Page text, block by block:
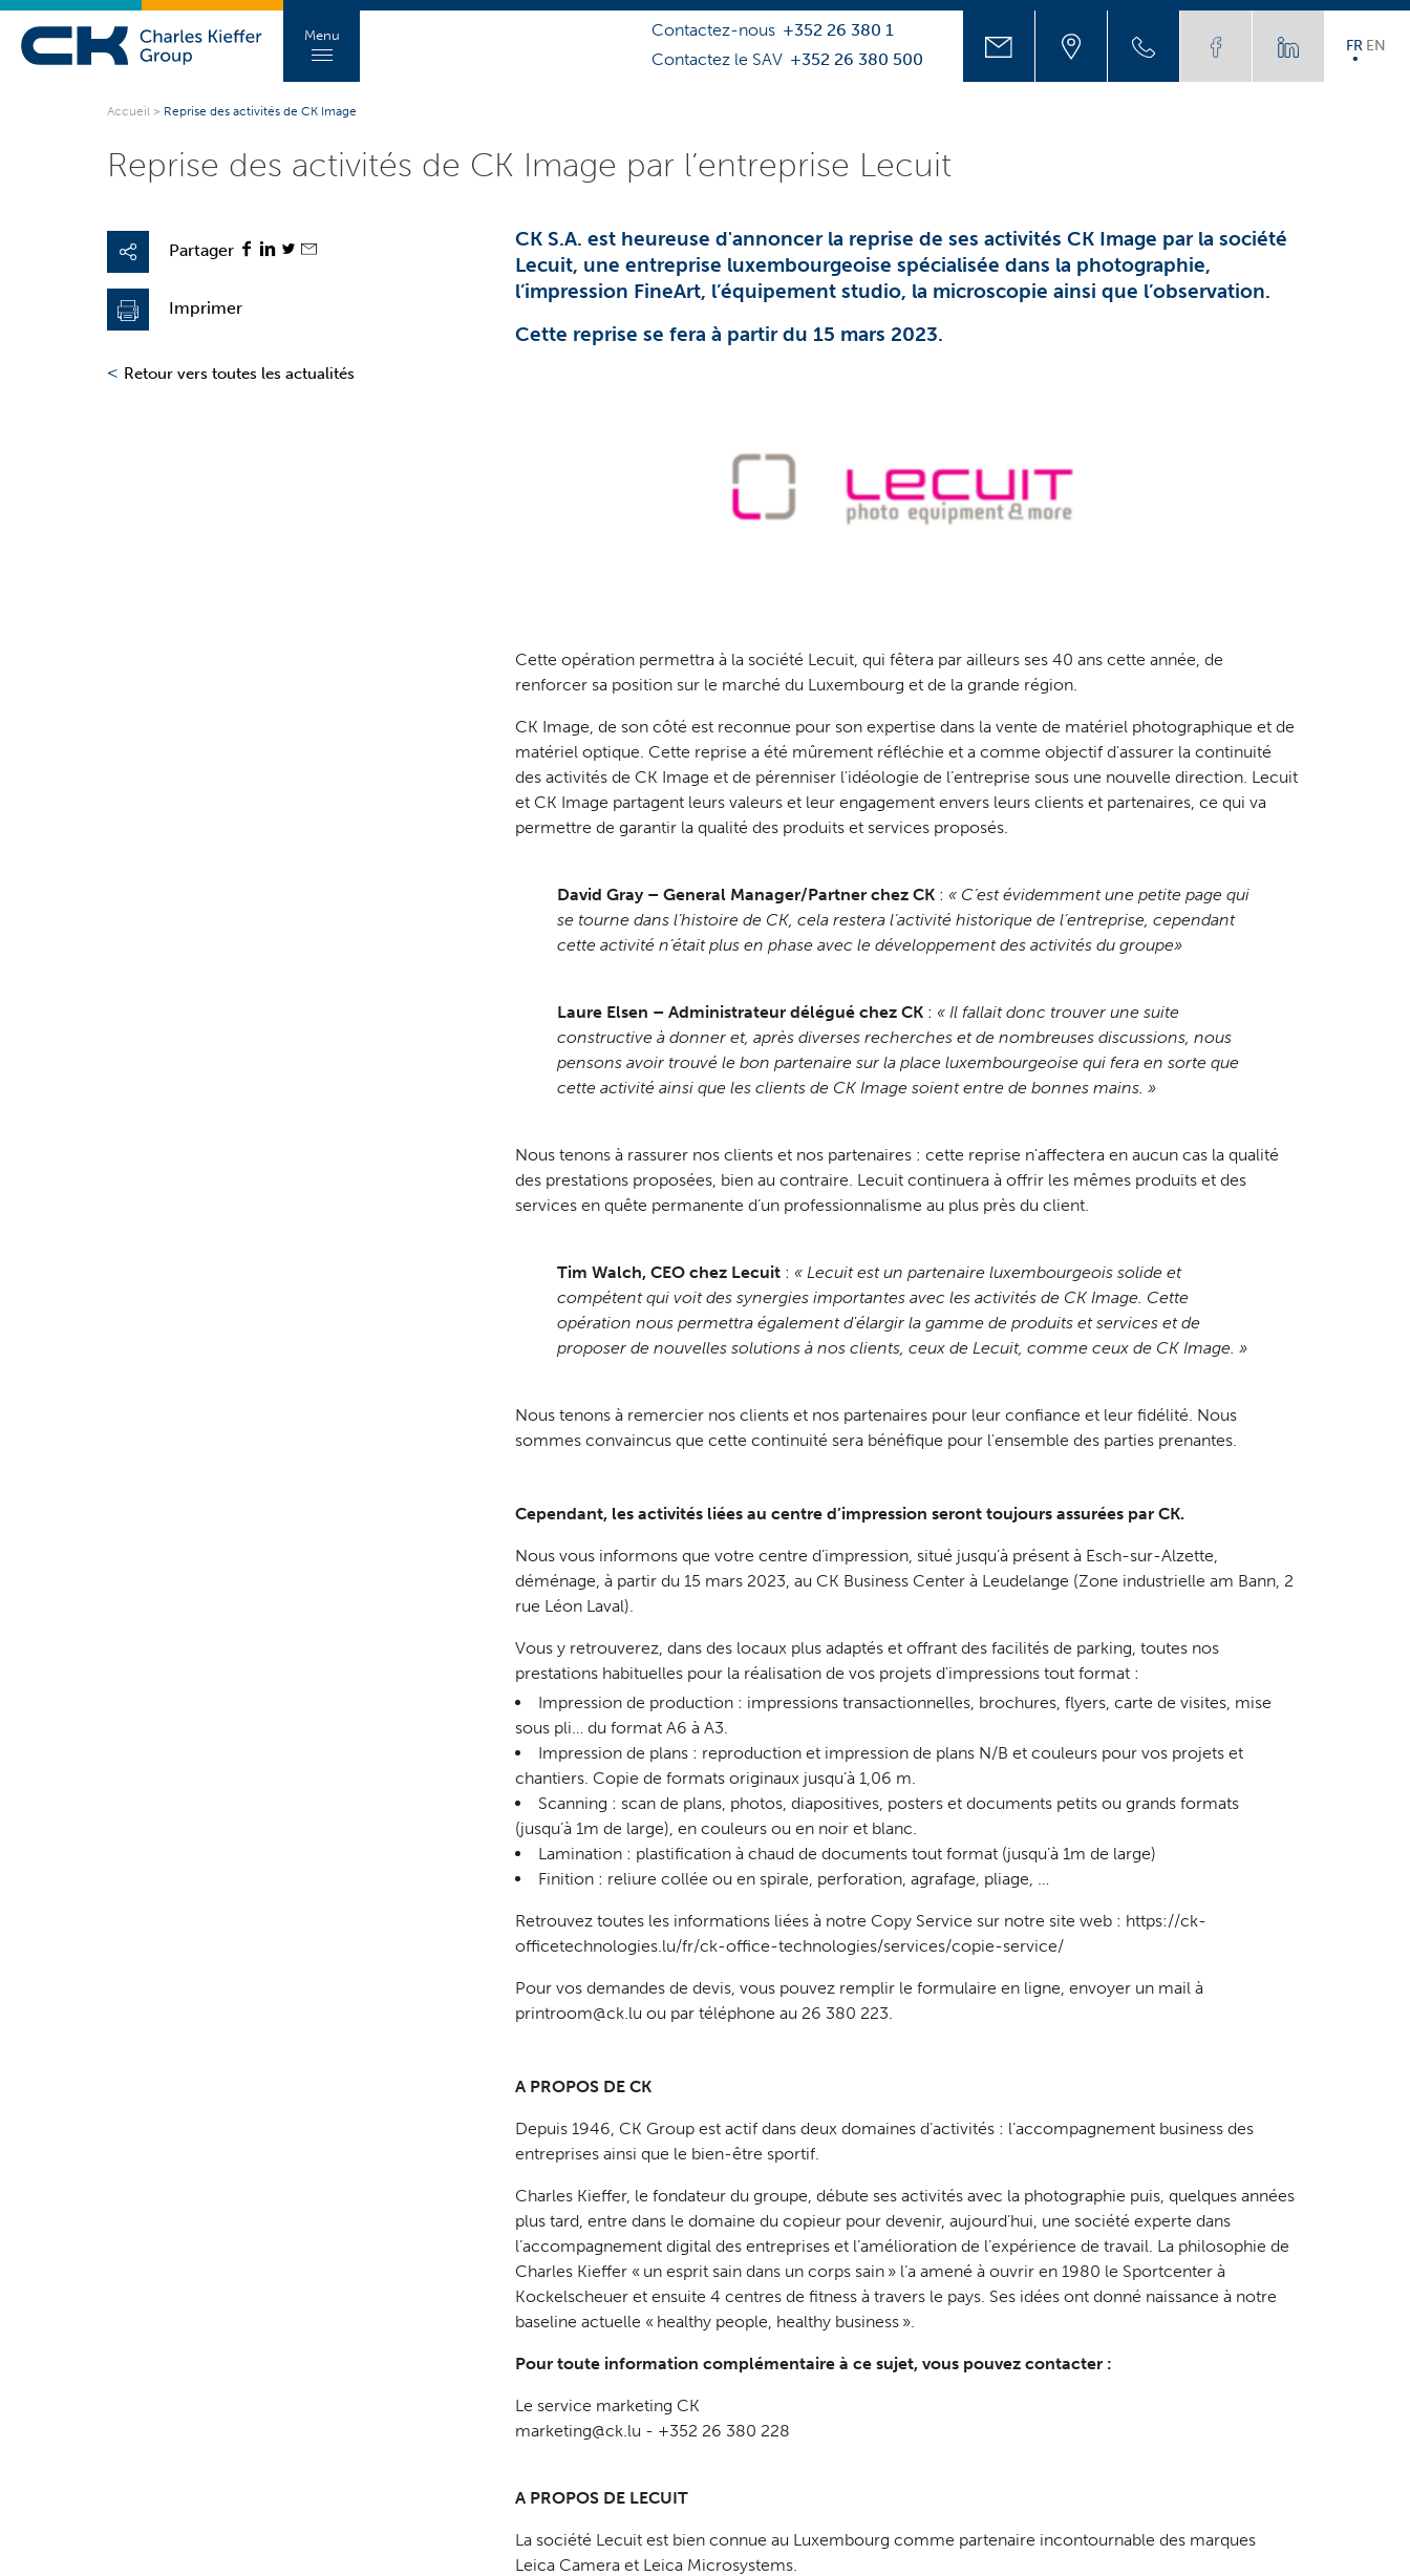
Contactez-nous +352 26 380 1
Contactez le SAV +352 26 380 500
FR EN
Menu
Accueil > Reprise des activités de CK Image
Reprise des activités de CK Image par l’entreprise Lecuit
Partager
Imprimer
< Retour vers toutes les actualités
CK S.A. est heureuse d'annoncer la reprise de ses activités CK Image par la société
Lecuit, une entreprise luxembourgeoise spécialisée dans la photographie,
l’impression FineArt, l’équipement studio, la microscopie ainsi que l’observation.
Cette reprise se fera à partir du 15 mars 2023.
Cette opération permettra à la société Lecuit, qui fêtera par ailleurs ses 40 ans cette année, de
renforcer sa position sur le marché du Luxembourg et de la grande région.
CK Image, de son côté est reconnue pour son expertise dans la vente de matériel photographique et de
matériel optique. Cette reprise a été mûrement réfléchie et a comme objectif d'assurer la continuité
des activités de CK Image et de pérenniser l'idéologie de l’entreprise sous une nouvelle direction. Lecuit
et CK Image partagent leurs valeurs et leur engagement envers leurs clients et partenaires, ce qui va
permettre de garantir la qualité des produits et services proposés.
David Gray – General Manager/Partner chez CK: « C’est évidemment une petite page qui
se tourne dans l’histoire de CK, cela restera l’activité historique de l’entreprise, cependant
cette activité n’était plus en phase avec le développement des activités du groupe»
Laure Elsen – Administrateur délégué chez CK: « Il fallait donc trouver une suite
constructive à donner et, après diverses recherches et de nombreuses discussions, nous
pensons avoir trouvé le bon partenaire sur la place luxembourgeoise qui fera en sorte que
cette activité ainsi que les clients de CK Image soient entre de bonnes mains. »
Nous tenons à rassurer nos clients et nos partenaires : cette reprise n'affectera en aucun cas la qualité
des prestations proposées, bien au contraire. Lecuit continuera à offrir les mêmes produits et des
services en quête permanente d’un professionnalisme au plus près du client.
Tim Walch, CEO chez Lecuit: « Lecuit est un partenaire luxembourgeois solide et
compétent qui voit des synergies importantes avec les activités de CK Image. Cette
opération nous permettra également d'élargir la gamme de produits et services et de
proposer de nouvelles solutions à nos clients, ceux de Lecuit, comme ceux de CK Image. »
Nous tenons à remercier nos clients et nos partenaires pour leur confiance et leur fidélité. Nous
sommes convaincus que cette continuité sera bénéfique pour l'ensemble des parties prenantes.
Cependant, les activités liées au centre d’impression seront toujours assurées par CK.
Nous vous informons que votre centre d’impression, situé jusqu’à présent à Esch-sur-Alzette,
déménage, à partir du 15 mars 2023, au CK Business Center à Leudelange (Zone industrielle am Bann, 2
rue Léon Laval).
Vous y retrouverez, dans des locaux plus adaptés et offrant des facilités de parking, toutes nos
prestations habituelles pour la réalisation de vos projets d'impressions tout format :
Impression de production : impressions transactionnelles, brochures, flyers, carte de visites, mise
sous pli… du format A6 à A3.
Impression de plans : reproduction et impression de plans N/B et couleurs pour vos projets et
chantiers. Copie de formats originaux jusqu’à 1,06 m.
Scanning : scan de plans, photos, diapositives, posters et documents petits ou grands formats
(jusqu’à 1m de large), en couleurs ou en noir et blanc.
Lamination : plastification à chaud de documents tout format (jusqu’à 1m de large)
Finition : reliure collée ou en spirale, perforation, agrafage, pliage, …
Retrouvez toutes les informations liées à notre Copy Service sur notre site web : https://ck-
officetechnologies.lu/fr/ck-office-technologies/services/copie-service/
Pour vos demandes de devis, vous pouvez remplir le formulaire en ligne, envoyer un mail à
printroom@ck.lu ou par téléphone au 26 380 223.
A PROPOS DE CK
Depuis 1946, CK Group est actif dans deux domaines d’activités : l’accompagnement business des
entreprises ainsi que le bien-être sportif.
Charles Kieffer, le fondateur du groupe, débute ses activités avec la photographie puis, quelques années
plus tard, entre dans le domaine du copieur pour devenir, aujourd’hui, une société experte dans
l’accompagnement digital des entreprises et l’amélioration de l’expérience de travail. La philosophie de
Charles Kieffer « un esprit sain dans un corps sain » l’a amené à ouvrir en 1980 le Sportcenter à
Kockelscheuer et ensuite 4 centres de fitness à travers le pays. Ses idées ont donné naissance à notre
baseline actuelle « healthy people, healthy business ».
Pour toute information complémentaire à ce sujet, vous pouvez contacter :
Le service marketing CK
marketing@ck.lu - +352 26 380 228
A PROPOS DE LECUIT
La société Lecuit est bien connue au Luxembourg comme partenaire incontournable des marques
Leica Camera et Leica Microsystems.